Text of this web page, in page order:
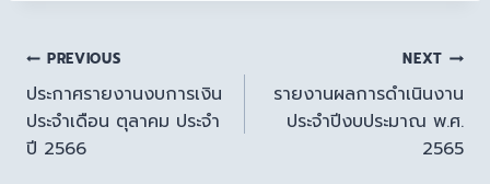
PREVIOUS
ประกาศรายงานงบการเงิน
ประจำเดือน ตุลาคม ประจำ
ปี 2566
NEXT
รายงานผลการดำเนินงาน
ประจำปีงบประมาณ พ.ศ.
2565